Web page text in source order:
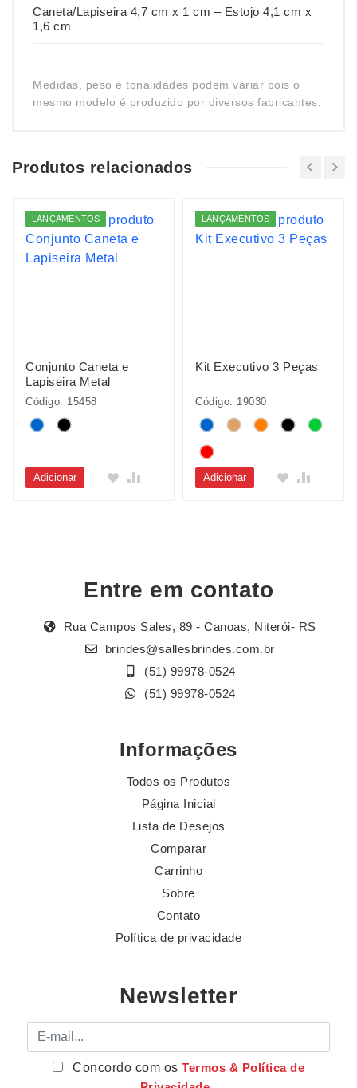
Caneta/Lapiseira 4,7 cm x 1 cm – Estojo 4,1 cm x
1,6 cm
Medidas, peso e tonalidades podem variar pois o
mesmo modelo é produzido por diversos fabricantes.
Produtos relacionados
LANÇAMENTOS
Conjunto Caneta e
Lapiseira Metal
Código: 15458
Adicionar
LANÇAMENTOS
Kit Executivo 3 Peças
Código: 19030
Adicionar
Entre em contato
Rua Campos Sales, 89 - Canoas, Niterói- RS
brindes@sallesbrindes.com.br
(51) 99978-0524
(51) 99978-0524
Informações
Todos os Produtos
Página Inicial
Lista de Desejos
Comparar
Carrinho
Sobre
Contato
Política de privacidade
Newsletter
E-mail
Concordo com osTermos & Política de